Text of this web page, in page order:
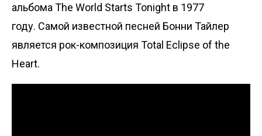
альбома The World Starts Tonight в 1977
году. Самой известной песней Бонни Тайлер
является рок-композиция Total Eclipse of the
Heart.